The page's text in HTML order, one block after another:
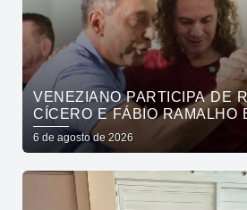
VENEZIANO PARTICIPA DE
CÍCERO E FÁBIO RAMALHO
ESTAMOS COMPRANDO
MAS MOSTRANDO
6 de agosto de 2026